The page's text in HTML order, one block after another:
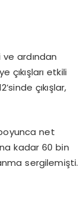
ardından
etkili
çıkışlar,
net
kadar 60 bin
sergilemişti.